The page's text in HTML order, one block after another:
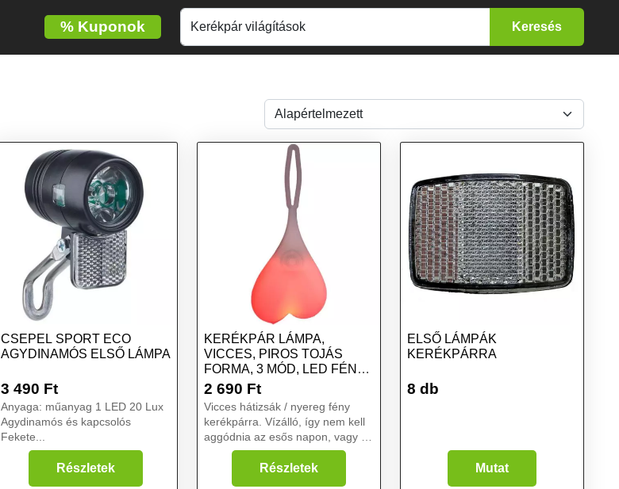
%Kuponok
CSEPEL SPORT ECO
AGYDINAMÓS ELSŐ LÁMPA
3 490 Ft
Anyaga: műanyag 1 LED 20 Lux
Agydinamós és kapcsolós
Fekete...
Részletek
KERÉKPÁR LÁMPA,
VICCES, PIROS TOJÁS
FORMA, 3 MÓD, LED FÉNY,
AKASZTHATÓ
2 690 Ft
Vicces hátizsák / nyereg fény
kerékpárra. Vízálló, így nem kell
aggódnia az esős napon, vagy a
kerékpár mosásánál. Ütésálló így
ha véletlen leesik, nekiütődik
valaminek nem gond. - vöröses
Részletek
ELSŐ LÁMPÁK
KERÉKPÁRRA
8 db
Mutat